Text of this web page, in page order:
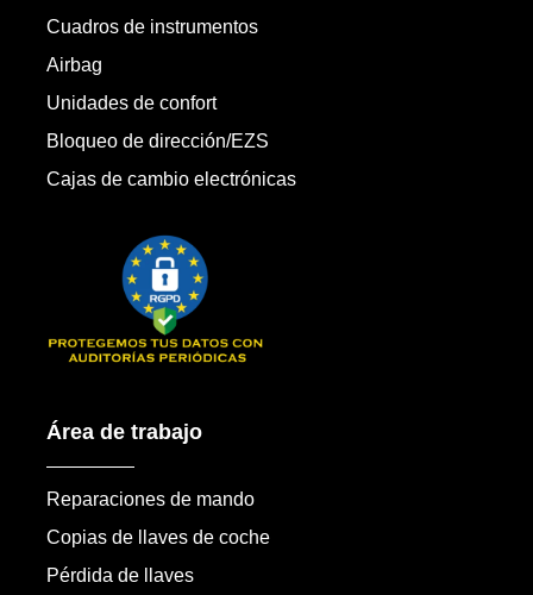
Cuadros de instrumentos
Airbag
Unidades de confort
Bloqueo de dirección/EZS
Cajas de cambio electrónicas
Área de trabajo
Reparaciones de mando
Copias de llaves de coche
Pérdida de llaves